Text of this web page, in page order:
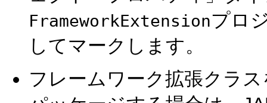
FrameworkExtensionプロ
してマークします。
フレームワーク拡張クラ